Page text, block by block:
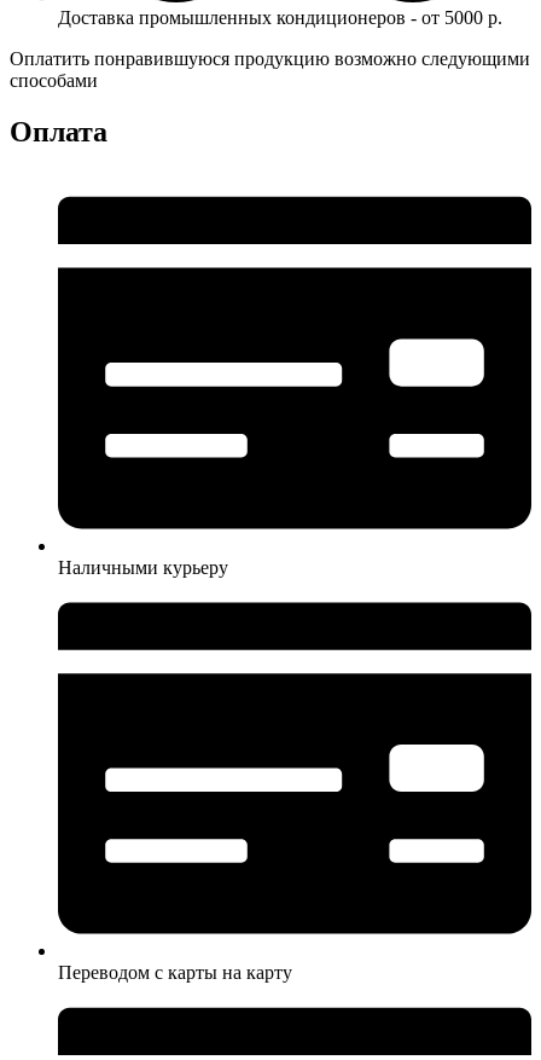
Доставка промышленных кондиционеров - от 5000 р.
Оплатить понравившуюся продукцию возможно следующими
способами
Оплата
Наличными курьеру
Переводом с карты на карту